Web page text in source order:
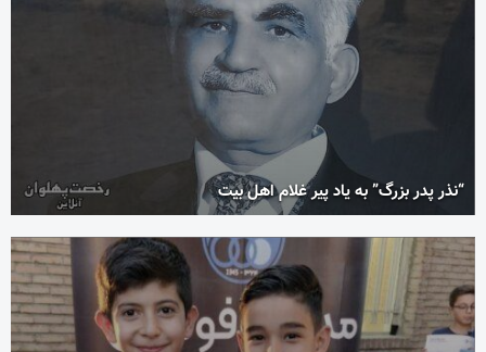
“نذر پدر بزرگ” به یاد پیر غلام اهل بیت